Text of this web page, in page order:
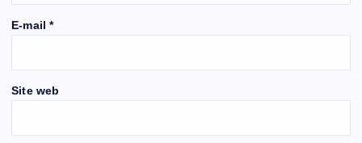
E-mail*
Site web